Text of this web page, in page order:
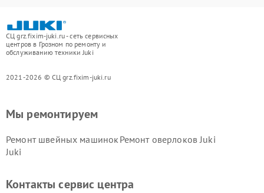
СЦ grz.fixim-juki.ru - сеть сервисных
центров в Грозном по ремонту и
обслуживанию техники Juki
2021-2026 © СЦ grz.fixim-juki.ru
Мы ремонтируем
Ремонт швейных машинок
Juki
Ремонт оверлоков Juki
Контакты сервис центра